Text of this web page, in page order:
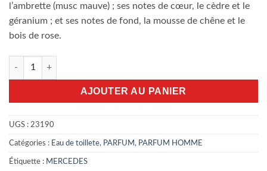
l’ambrette (musc mauve) ; ses notes de cœur, le cèdre et le
géranium ; et ses notes de fond, la mousse de chêne et le
bois de rose.
quantité de Mercedes Benz Man 100ml EDT intense
AJOUTER AU PANIER
UGS : 23190
Catégories : Eau de toillete, PARFUM , PARFUM HOMME
Étiquette : MERCEDES